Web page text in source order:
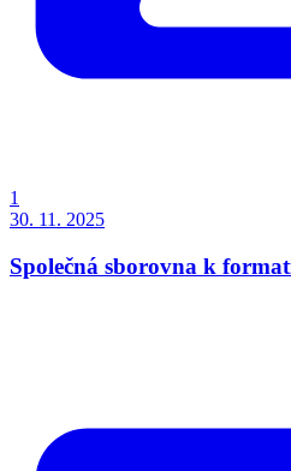
1
30. 11. 2025
Společná sborovna k